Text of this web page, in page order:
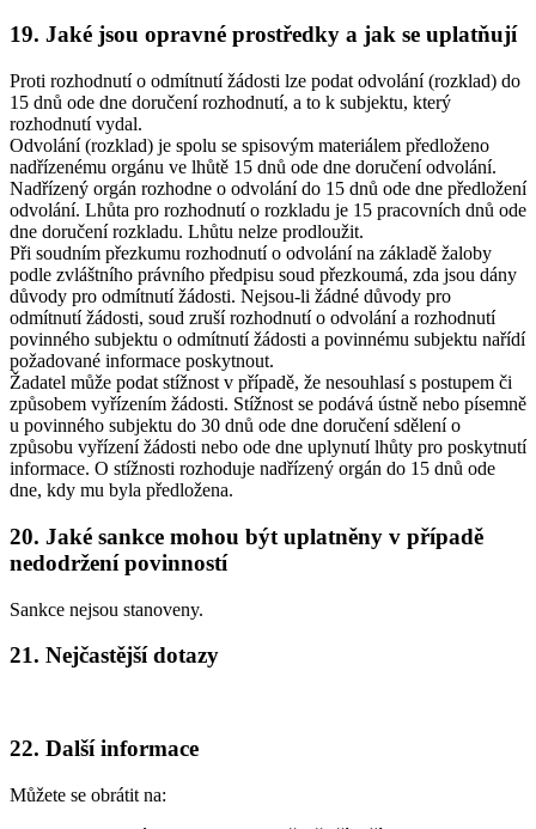
19. Jaké jsou opravné prostředky a jak se uplatňují
Proti rozhodnutí o odmítnutí žádosti lze podat odvolání (rozklad) do
15 dnů ode dne doručení rozhodnutí, a to k subjektu, který
rozhodnutí vydal.
Odvolání (rozklad) je spolu se spisovým materiálem předloženo
nadřízenému orgánu ve lhůtě 15 dnů ode dne doručení odvolání.
Nadřízený orgán rozhodne o odvolání do 15 dnů ode dne předložení
odvolání. Lhůta pro rozhodnutí o rozkladu je 15 pracovních dnů ode
dne doručení rozkladu. Lhůtu nelze prodloužit.
Při soudním přezkumu rozhodnutí o odvolání na základě žaloby
podle zvláštního právního předpisu soud přezkoumá, zda jsou dány
důvody pro odmítnutí žádosti. Nejsou-li žádné důvody pro
odmítnutí žádosti, soud zruší rozhodnutí o odvolání a rozhodnutí
povinného subjektu o odmítnutí žádosti a povinnému subjektu nařídí
požadované informace poskytnout.
Žadatel může podat stížnost v případě, že nesouhlasí s postupem či
způsobem vyřízením žádosti. Stížnost se podává ústně nebo písemně
u povinného subjektu do 30 dnů ode dne doručení sdělení o
způsobu vyřízení žádosti nebo ode dne uplynutí lhůty pro poskytnutí
informace. O stížnosti rozhoduje nadřízený orgán do 15 dnů ode
dne, kdy mu byla předložena.
20. Jaké sankce mohou být uplatněny v případě
nedodržení povinností
Sankce nejsou stanoveny.
21. Nejčastější dotazy
22. Další informace
Můžete se obrátit na: